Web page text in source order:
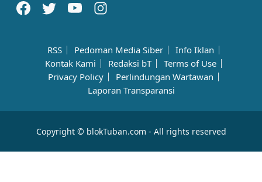
RSS Pedoman Media Siber
Info Iklan
Kontak Kami
Redaksi bT
Terms of Use
Privacy Policy
Perlindungan Wartawan
Laporan Transparansi
Copyright © blokTuban.com - All rights reserved